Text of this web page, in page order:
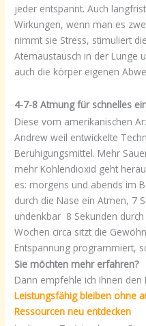
jeder entspannt. Auch
Wirkungen, wenn man es
nimmt sie Stress, stimuliert
Atemaustausch in der Lunge
auch die körper eigenen
4-7-8 Atmung für schnelles
Diese vom amerikanischen
Andrew weil entwickelte
Beruhigungsmittel. Mehr
mehr Kohlendioxid geht
es: morgens und abends im
durch die Nase ein Atmen, 7
undenkbar 8 Sekunden
Wochen circa sitzt die
Entspannung programmiert,
Sie möchten mehr erfahren?
Dann empfehle ich Ihnen den
Leistungsfähig bleiben ohne
Ressourcen neu entdecken